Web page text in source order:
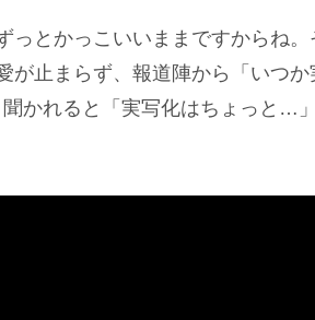
とかっこいいままですからね。
が止まらず、報道陣から「いつ
かれると「実写化はちょっと…